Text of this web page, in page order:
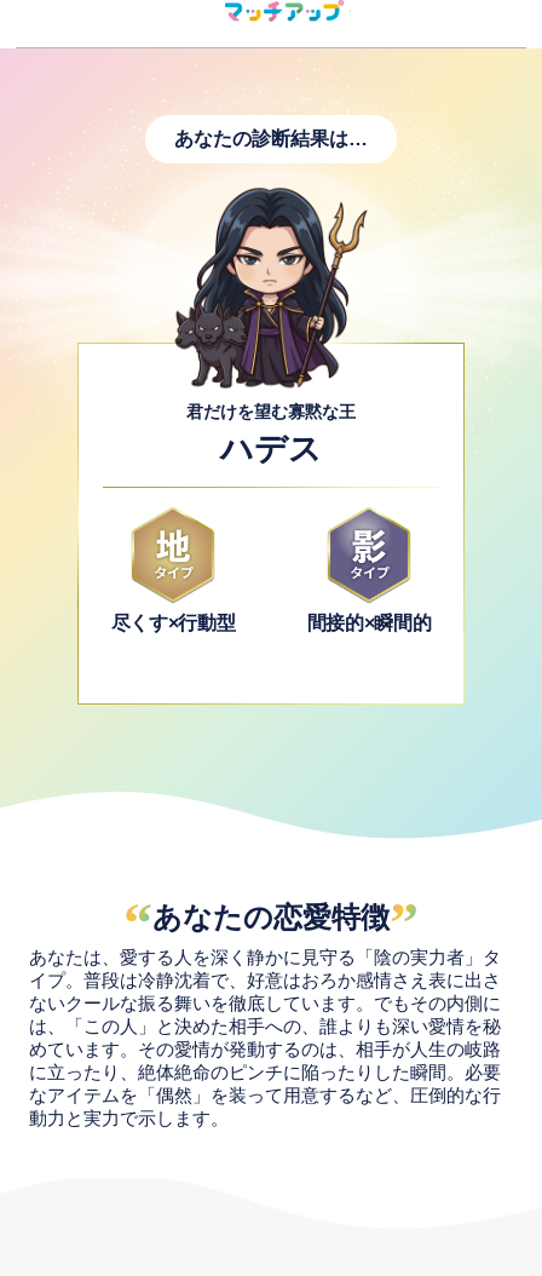
あなたの診断結果は…
君だけを望む寡黙な王
ハデス
尽くす×行動型 間接的×瞬間的
“あなたの恋愛特徴”
あなたは、愛する人を深く静かに見守る「陰の実力者」タ
イプ。普段は冷静沈着で、好意はおろか感情さえ表に出さ
ないクールな振る舞いを徹底しています。でもその内側に
は、「この人」と決めた相手への、誰よりも深い愛情を秘
めています。その愛情が発動するのは、相手が人生の岐路
に立ったり、絶体絶命のピンチに陥ったりした瞬間。必要
なアイテムを「偶然」を装って用意するなど、圧倒的な行
動力と実力で示します。